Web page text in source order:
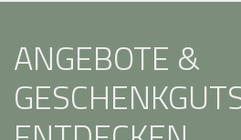
ANGEBOTE &